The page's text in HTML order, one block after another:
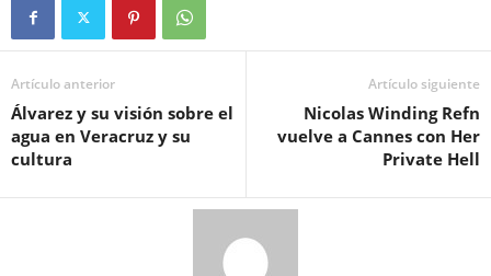
Artículo anterior
Álvarez y su visión sobre el
agua en Veracruz y su
cultura
Artículo siguiente
Nicolas Winding Refn
vuelve a Cannes con Her
Private Hell